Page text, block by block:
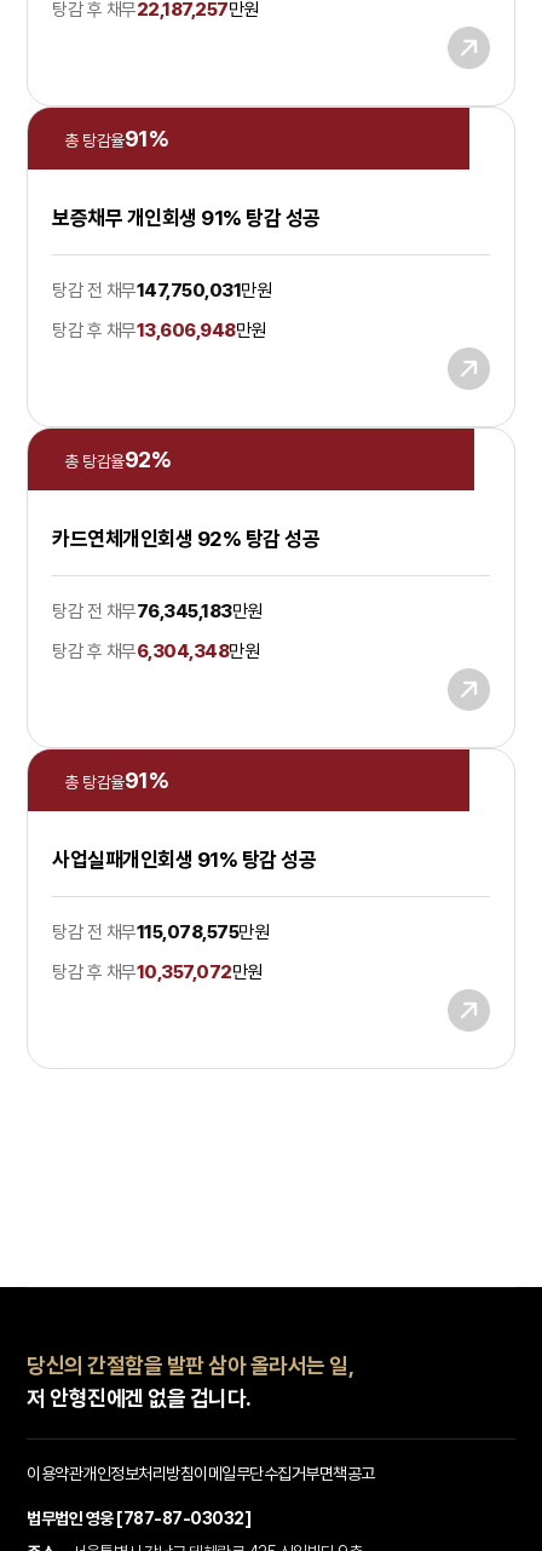
탕감 후 채무22,187,257만원
총 탕감율91%
보증채무 개인회생 91% 탕감 성공
탕감 전 채무147,750,031만원
탕감 후 채무13,606,948만원
총 탕감율92%
카드연체개인회생 92% 탕감 성공
탕감 전 채무76,345,183만원
탕감 후 채무6,304,348만원
총 탕감율91%
사업실패개인회생 91% 탕감 성공
탕감 전 채무115,078,575만원
탕감 후 채무10,357,072만원
당신의 간절함을 발판 삼아 올라서는 일,
저 안형진에겐 없을 겁니다.
법무법인 영웅 [787-87-03032]
이용약관개인정보처리방침이메일무단수집거부면책공고